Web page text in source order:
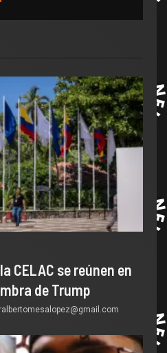
CELAC se reúnen en
de Trump